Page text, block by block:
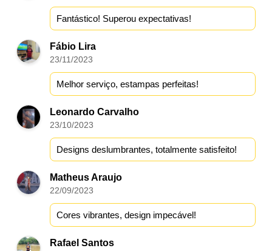
Fantástico! Superou expectativas!
Fábio Lira
23/11/2023
Melhor serviço, estampas perfeitas!
Leonardo Carvalho
23/10/2023
Designs deslumbrantes, totalmente satisfeito!
Matheus Araujo
22/09/2023
Cores vibrantes, design impecável!
Rafael Santos